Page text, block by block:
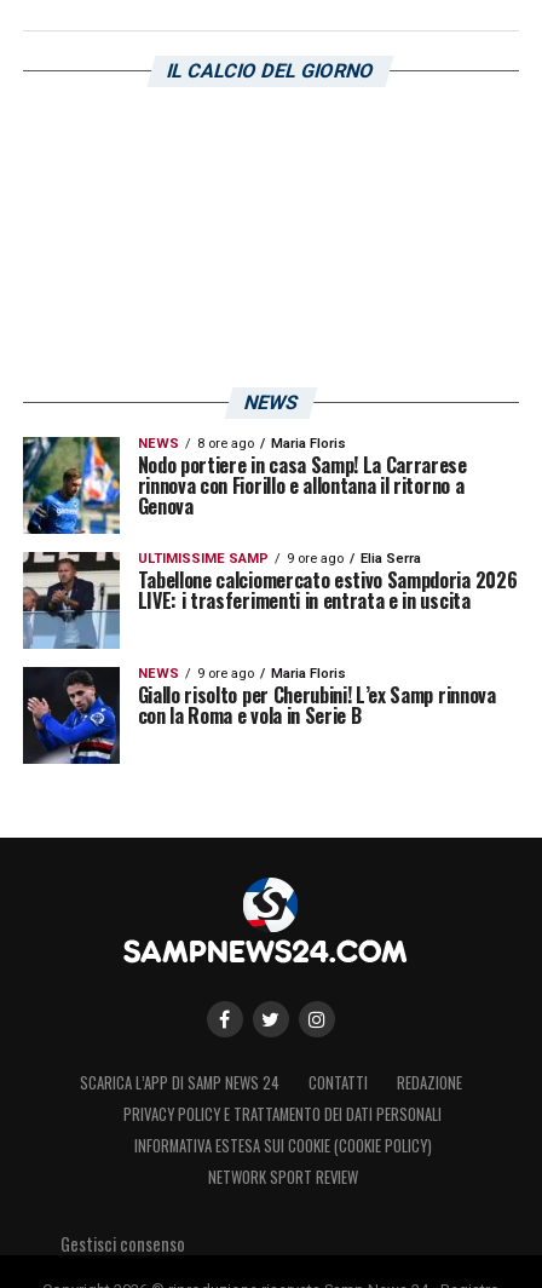
Fiorentina di Pioli, che aveva
squadre, e quello realizzato daisupporters
nerazzurri ricordava molto la coreografia
realizzata dallaGradinata Sudin occasione
delderby
vinto il 4 novembre. Allora, infatti, i
tifosi della Sampdoria avevano sventolato,
insieme a quelle blucerchiate, svariate
bandiere raffiguranti la
ieri sera appunto dalla Curva Nord, come si
può vedere dalla foto che sotto vi
proponiamo. Certo, anche la città di Milano è
bianco, ma si può dire che, in questo caso, i
tifosi dell’Inter abbiano difettato un po’ di
IL CALCIO DEL GIORNO
NEWS
NEWS 8 ore ago Maria Floris
Nodo portiere in casa Samp! La Carrarese
rinnova con Fiorillo e allontana il ritorno a
Genova
ULTIMISSIME SAMP 9 ore ago Elia Serra
Tabellone calciomercato estivo Sampdoria 2026
LIVE: i trasferimenti in entrata e in uscita
NEWS 9 ore ago Maria Floris
Giallo risolto per Cherubini! L’ex Samp rinnova
con la Roma e vola in Serie B
SCARICA L’APP DI SAMP NEWS 24 CONTATTI
REDAZIONE
PRIVACY POLICY E TRATTAMENTO DEI DATI PERSONALI
INFORMATIVA ESTESA SUI COOKIE (COOKIE POLICY)
NETWORK SPORT REVIEW
Gestisci consenso